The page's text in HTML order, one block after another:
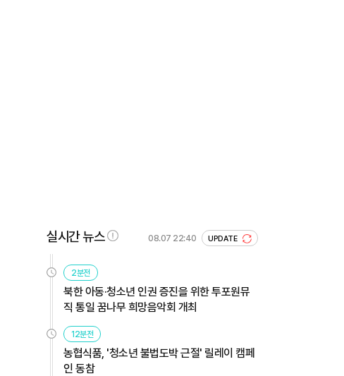
실시간 뉴스 08.07 22:40 UPDATE
2분전
북한 아동·청소년 인권 증진을 위한 투포원뮤
직 통일 꿈나무 희망음악회 개최
12분전
농협식품, '청소년 불법도박 근절' 릴레이 캠페
인 동참